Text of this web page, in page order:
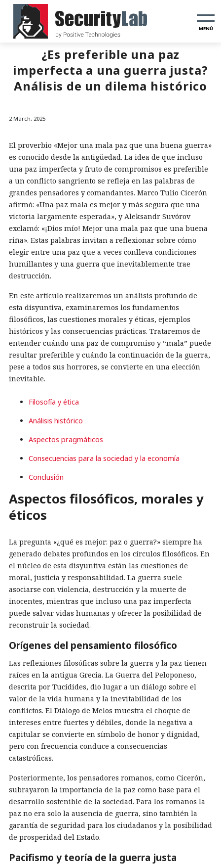
MENÚ
¿Es preferible una paz
imperfecta a una guerra justa?
Análisis de un dilema histórico
2 March, 2025
El proverbio «Mejor una mala paz que una buena guerra»
es conocido desde la antigüedad. La idea de que incluso
una paz imperfecta y fruto de compromisos es preferible
a un conflicto sangriento se refleja en las palabras de
grandes pensadores y comandantes. Marco Tulio Cicerón
afirmó: «Una paz mala es mejor y más segura que una
victoria largamente esperada», y Aleksandr Suvórov
exclamó: «¡Dios mío! Mejor una mala paz que una buena
riña». Estas palabras invitan a reflexionar sobre cómo
elegir entre una paz que a veces conlleva condiciones
humillantes y una guerra que inevitablemente trae
destrucción.
En este artículo realizaremos un análisis profundo de
esta disyuntiva, examinaremos los fundamentos
filosóficos, las cuestiones morales y éticas, ejemplos
históricos y las consecuencias prácticas. Trataremos de
entender cuándo una paz de compromiso y “mala” puede
resultar preferible y cuándo la continuación de la guerra,
pese a todos sus horrores, se convierte en una elección
inevitable.
Filosofía y ética
Análisis histórico
Aspectos pragmáticos
Consecuencias para la sociedad y la economía
Conclusión
Aspectos filosóficos, morales y
éticos
La pregunta «¿qué es mejor: paz o guerra?» siempre ha
generado debates profundos en los círculos filosóficos. En
el núcleo de esta disyuntiva están las cuestiones de
moral, justicia y responsabilidad. La guerra suele
asociarse con violencia, destrucción y la muerte de
inocentes, mientras que incluso una paz imperfecta
puede salvar vidas humanas y ofrecer la posibilidad de
reconstruir la sociedad.
Orígenes del pensamiento filosófico
Las reflexiones filosóficas sobre la guerra y la paz tienen
raíces en la antigua Grecia. La Guerra del Peloponeso,
descrita por Tucídides, dio lugar a un diálogo sobre el
valor de la vida humana y la inevitabilidad de los
conflictos. El Diálogo de Melos muestra el choque de
intereses entre fuertes y débiles, donde la negativa a
capitular se convierte en símbolo de honor y dignidad,
pero con frecuencia conduce a consecuencias
catastróficas.
Posteriormente, los pensadores romanos, como Cicerón,
subrayaron la importancia de la paz como base para el
desarrollo sostenible de la sociedad. Para los romanos la
paz no era solo la ausencia de guerra, sino también la
garantía de seguridad para los ciudadanos y la posibilidad
de prosperidad del Estado.
Pacifismo y teoría de la guerra justa